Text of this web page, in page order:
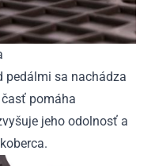
pedálmi sa nachádza
pomáha
jeho odolnosť a